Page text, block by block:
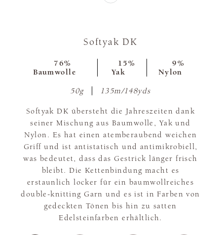
Softyak DK
76%
Baumwolle
15%
Yak
9%
Nylon
50g 135m/148yds
Softyak DK übersteht die Jahreszeiten dank
seiner Mischung aus Baumwolle, Yak und
Nylon. Es hat einen atemberaubend weichen
Griff und ist antistatisch und antimikrobiell,
was bedeutet, dass das Gestrick länger frisch
bleibt. Die Kettenbindung macht es
erstaunlich locker für ein baumwollreiches
double-knitting Garn und es ist in Farben von
gedeckten Tönen bis hin zu satten
Edelsteinfarben erhältlich.